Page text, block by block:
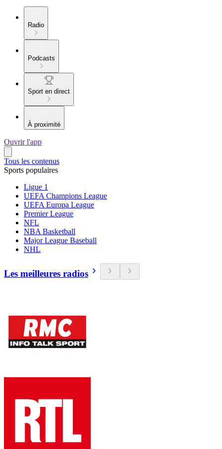
Radio
Podcasts
Sport en direct
À proximité
Ouvrir l'app
Tous les contenus
Sports populaires
Ligue 1
UEFA Champions League
UEFA Europa League
Premier League
NFL
NBA Basketball
Major League Baseball
NHL
Les meilleures radios